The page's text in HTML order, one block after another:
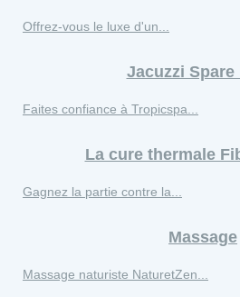
Offrez-vous le luxe d'un...
Jacuzzi Spare
Faites confiance à Tropicspa...
La cure thermale
Gagnez la partie contre la...
Massage
Massage naturiste NaturetZen...